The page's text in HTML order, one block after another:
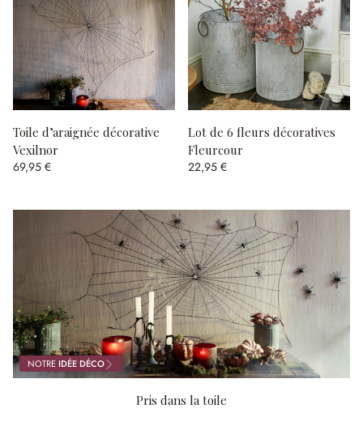
Toile d’araignée décorative
Vexilnor
69,95 €
NOTREIDÉE DÉCO
Pris dans la toile
Lot de 6 fleurs décoratives
Fleurcour
22,95 €